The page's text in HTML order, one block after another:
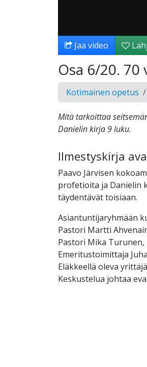
Jaa video
Osa 6/20. 70
Kotimainen opetus
Mitä tarkoittaa
Danielin kirja 9 luku.
Ilmestyskirja
Paavo Järvisen
profetioita ja Danielin
täydentävät toisiaan.
Asiantuntijaryhmään
Pastori Martti
Pastori Mika Turunen,
Emeritustoimittaja
Eläkkeellä oleva
Keskustelua johtaa